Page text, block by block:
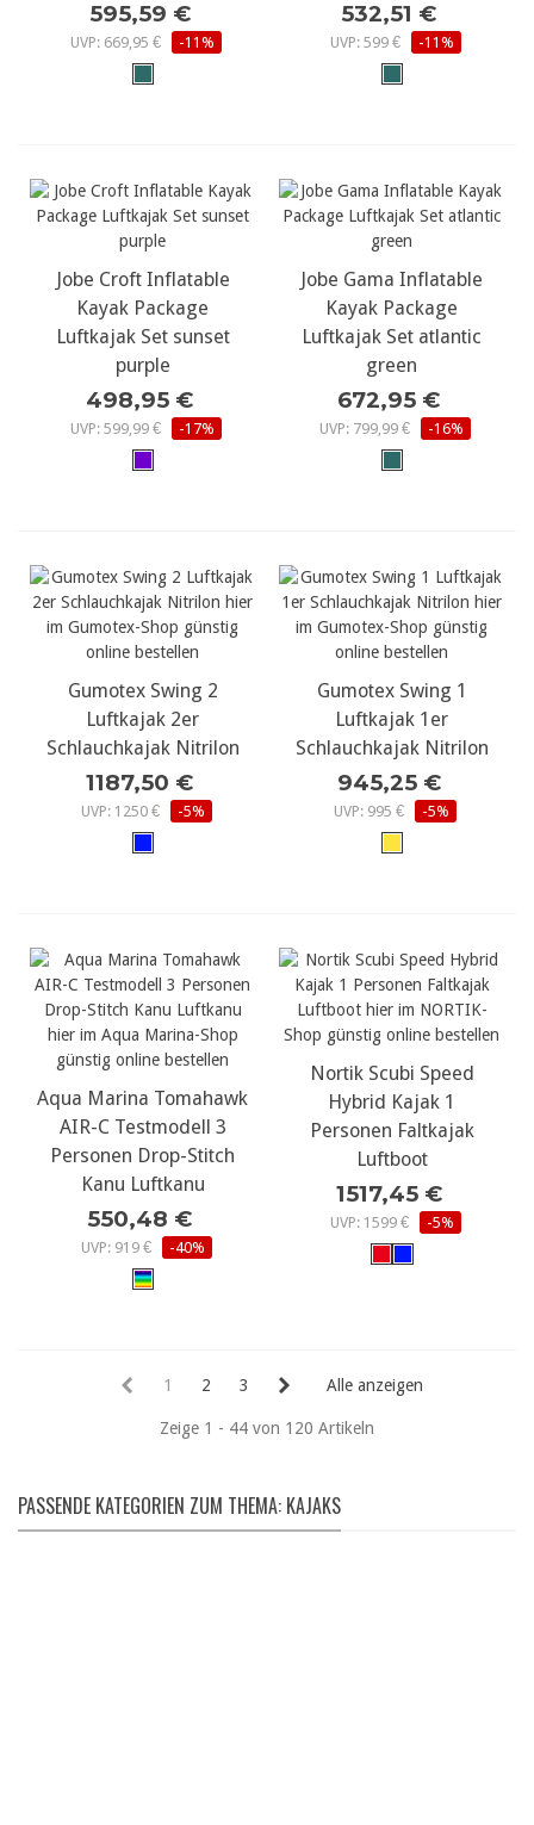
595,59 €
UVP: 669,95 € -11%
532,51 €
UVP: 599 € -11%
Jobe Croft Inflatable
Kayak Package
Luftkajak Set sunset
purple
498,95 €
UVP: 599,99 € -17%
Jobe Gama Inflatable
Kayak Package
Luftkajak Set atlantic
green
672,95 €
UVP: 799,99 € -16%
Gumotex Swing 2
Luftkajak 2er
Schlauchkajak Nitrilon
1187,50 €
UVP: 1250 € -5%
Gumotex Swing 1
Luftkajak 1er
Schlauchkajak Nitrilon
945,25 €
UVP: 995 € -5%
Aqua Marina Tomahawk
AIR-C Testmodell 3
Personen Drop-Stitch
Kanu Luftkanu
550,48 €
UVP: 919 € -40%
Nortik Scubi Speed
Hybrid Kajak 1
Personen Faltkajak
Luftboot
1517,45 €
UVP: 1599 € -5%
1 2 3 Alle anzeigen
Zeige 1 - 44 von 120 Artikeln
PASSENDE KATEGORIEN ZUM THEMA: KAJAKS